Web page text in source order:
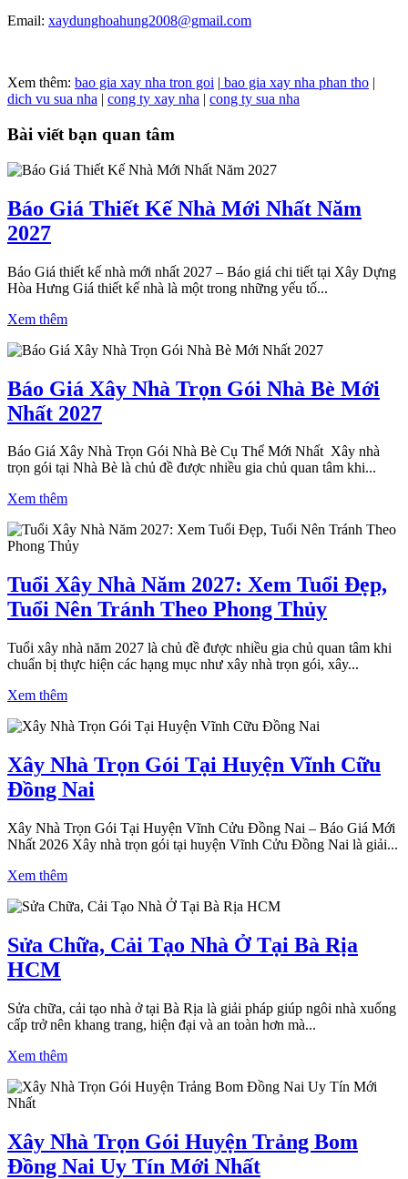
Email: xaydunghoahung2008@gmail.com
Xem thêm: bao gia xay nha tron goi | bao gia xay nha phan tho |
dich vu sua nha | cong ty xay nha | cong ty sua nha
Bài viết bạn quan tâm
Báo Giá Thiết Kế Nhà Mới Nhất Năm
2027
Báo Giá thiết kế nhà mới nhất 2027 – Báo giá chi tiết tại Xây Dựng
Hòa Hưng Giá thiết kế nhà là một trong những yếu tố...
Xem thêm
Báo Giá Xây Nhà Trọn Gói Nhà Bè Mới
Nhất 2027
Báo Giá Xây Nhà Trọn Gói Nhà Bè Cụ Thể Mới Nhất Xây nhà
trọn gói tại Nhà Bè là chủ đề được nhiều gia chủ quan tâm khi...
Xem thêm
Tuổi Xây Nhà Năm 2027: Xem Tuổi Đẹp,
Tuổi Nên Tránh Theo Phong Thủy
Tuổi xây nhà năm 2027 là chủ đề được nhiều gia chủ quan tâm khi
chuẩn bị thực hiện các hạng mục như xây nhà trọn gói, xây...
Xem thêm
Xây Nhà Trọn Gói Tại Huyện Vĩnh Cữu
Đồng Nai
Xây Nhà Trọn Gói Tại Huyện Vĩnh Cửu Đồng Nai – Báo Giá Mới
Nhất 2026 Xây nhà trọn gói tại huyện Vĩnh Cửu Đồng Nai là giải...
Xem thêm
Sửa Chữa, Cải Tạo Nhà Ở Tại Bà Rịa
HCM
Sửa chữa, cải tạo nhà ở tại Bà Rịa là giải pháp giúp ngôi nhà xuống
cấp trở nên khang trang, hiện đại và an toàn hơn mà...
Xem thêm
Xây Nhà Trọn Gói Huyện Trảng Bom
Đồng Nai Uy Tín Mới Nhất